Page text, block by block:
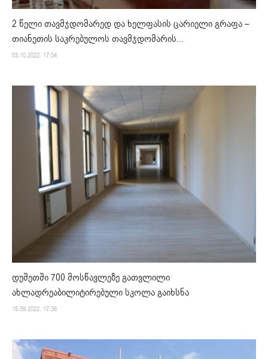
2 წელი თავმჯდომარედ და ხელფასის ცარიელი გრაფა –
თიანეთის საკრებულოს თავმჯდომარის...
03.10.2022. 17:04
დუშეთში 700 მოსწავლეზე გათვლილი
ახლადრეაბილიტირებული სკოლა გაიხსნა
15.09.2022. 17:36